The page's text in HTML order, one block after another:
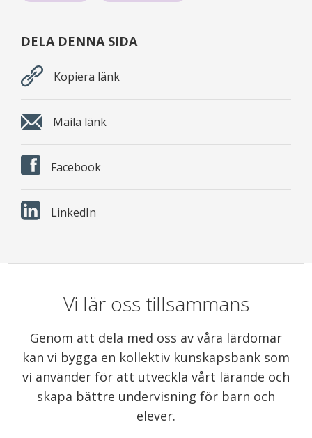
DELA DENNA SIDA
Kopiera länk
Maila länk
Facebook
LinkedIn
Vi lär oss tillsammans
Genom att dela med oss av våra lärdomar
kan vi bygga en kollektiv kunskapsbank som
vi använder för att utveckla vårt lärande och
skapa bättre undervisning för barn och
elever.